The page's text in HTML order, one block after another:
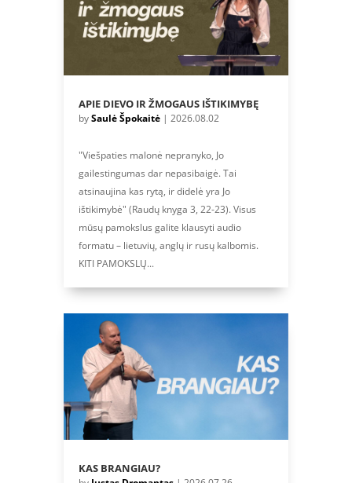
APIE DIEVO IR ŽMOGAUS IŠTIKIMYBĘ
bySaulė Špokaitė| 2026.08.02
"Viešpaties malonė nepranyko, Jo
gailestingumas dar nepasibaigė. Tai
atsinaujina kas rytą, ir didelė yra Jo
ištikimybė" (Raudų knyga 3, 22-23). Visus
mūsų pamokslus galite klausyti audio
formatu – lietuvių, anglų ir rusų kalbomis.
KITI PAMOKSLŲ...
KAS BRANGIAU?